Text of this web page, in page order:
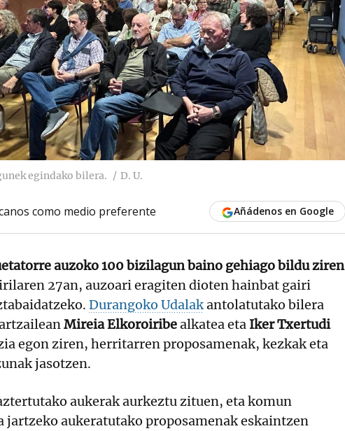
egindako bilera. D. U.
como medio preferente Añádenos en Google
auzoko 100 bizilagun baino gehiago bildu ziren
27an, auzoari eragiten dioten hainbat gairi
Durangoko Udalakantolatutako bilera
Mireia Elkoroiribealkatea eta Iker Txertudi
egon ziren, herritarren proposamenak, kezkak eta
jasotzen.
aukerak aurkeztu zituen, eta komun
jartzeko aukeratutako proposamenak eskaintzen